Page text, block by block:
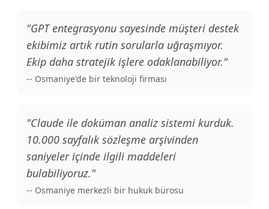
"GPT entegrasyonu sayesinde müşteri destek
ekibimiz artık rutin sorularla uğraşmıyor.
Ekip daha stratejik işlere odaklanabiliyor."
-- Osmaniye'de bir teknoloji firması
"Claude ile doküman analiz sistemi kurduk.
10.000 sayfalık sözleşme arşivinden
saniyeler içinde ilgili maddeleri
bulabiliyoruz."
-- Osmaniye merkezli bir hukuk bürosu